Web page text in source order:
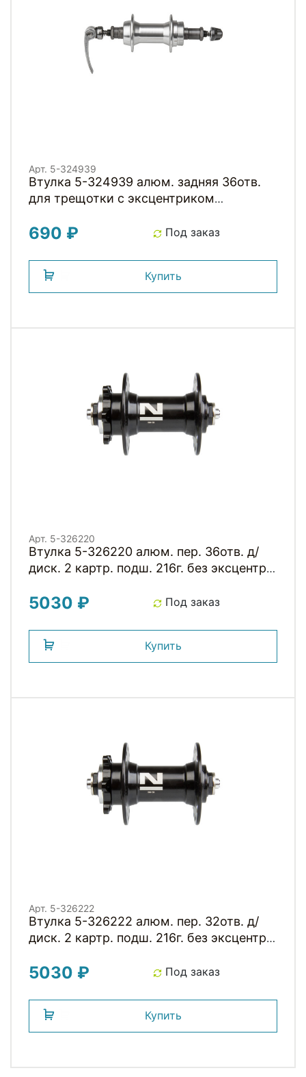
Арт. 5-324939
Втулка 5-324939 алюм. задняя 36отв.
для трещотки с эксцентриком
690 ₽ Под заказ
Купить
Арт. 5-326220
Втулка 5-326220 алюм. пер. 36отв. д/
диск. 2 картр. подш. 216г. без эксцентр.
5030 ₽ Под заказ
Купить
Арт. 5-326222
Втулка 5-326222 алюм. пер. 32отв. д/
диск. 2 картр. подш. 216г. без эксцентр.
5030 ₽ Под заказ
Купить